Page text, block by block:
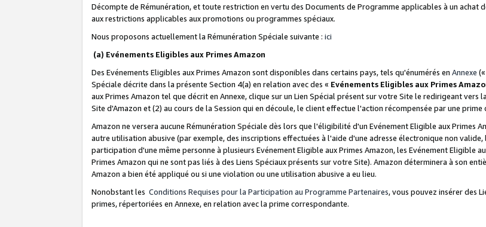
Décompte de Rémunération, et toute restriction en vertu des Documents de Programme applicables à un
aux restrictions applicables aux promotions ou programmes spéciaux.
Nous proposons actuellement la Rémunération Spéciale suivante : ici
(a) Evénements Eligibles aux Primes Amazon
Des Evénements Eligibles aux Primes Amazon sont disponibles dans certains pays, tels qu'énumérés en Annexe («
Spéciale décrite dans la présente Section 4(a) en relation avec des « Evénements Eligibles aux Primes
aux Primes Amazon tel que décrit en Annexe, clique sur un Lien Spécial présent sur votre Site le redirigeant
Site d'Amazon et (2) au cours de la Session qui en découle, le client effectue l'action récompensée par une prime
Amazon ne versera aucune Rémunération Spéciale dès lors que l'éligibilité d'un Evénement Eligible aux Primes
autre utilisation abusive (par exemple, des inscriptions effectuées à l'aide d'une adresse électronique non
participation d'une même personne à plusieurs Evénement Eligible aux Primes Amazon, les Evénement Eligible
Primes Amazon qui ne sont pas liés à des Liens Spéciaux présents sur votre Site). Amazon déterminera à son
Amazon a bien été appliqué ou si une violation ou une utilisation abusive a eu lieu.
Nonobstant les Conditions Requises pour la Participation au Programme Partenaires, vous pouvez insérer des
primes, répertoriées en Annexe, en relation avec la prime correspondante.